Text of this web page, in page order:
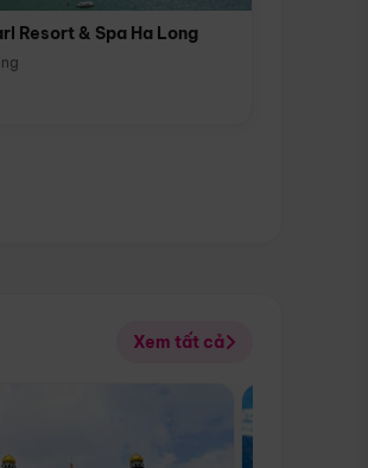
Resort & Spa Ha Long
Xem tất cả